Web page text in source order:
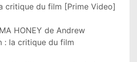
critique du film [Prime Video]
HONEY de Andrew
: la critique du film